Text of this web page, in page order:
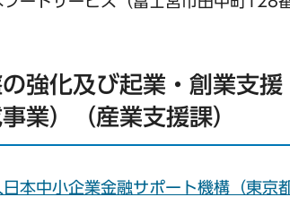
強化及び起業・創業支
業）（産業支援課）
本中小企業金融サポート機構（東